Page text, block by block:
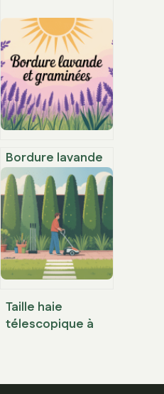
Bordure lavande
et graminées :
idées, plans et
conseils
pratiques
Taille haie
télescopique à